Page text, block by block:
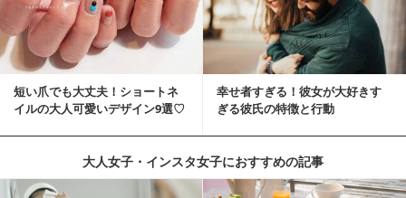
短い爪でも大丈夫！ショートネ
イルの大人可愛いデザイン9選♡
幸せ者すぎる！彼女が大好きす
ぎる彼氏の特徴と行動
大人女子・インスタ女子におすすめの記事